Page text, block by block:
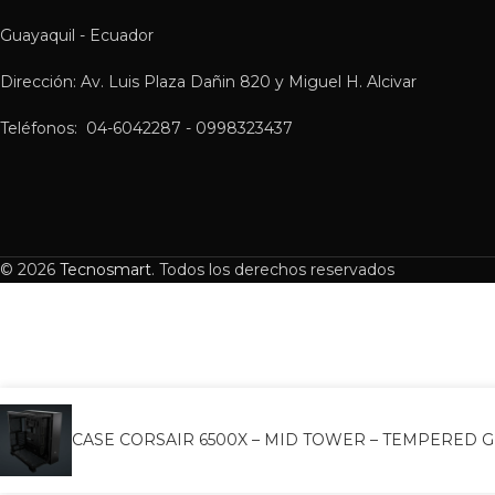
Guayaquil - Ecuador
Dirección: Av. Luis Plaza Dañin 820 y Miguel H. Alcivar
Teléfonos: 04-6042287 - 0998323437
© 2026 Tecnosmart. Todos los derechos reservados
CASE CORSAIR 6500X – MID TOWER – TEMPERED